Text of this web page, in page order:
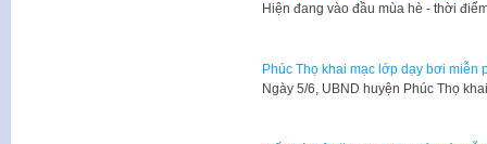
Hiện đang vào đầu mùa hè - thời
Phúc Thọ khai mạc lớp dạy bơi miễn
Ngày 5/6, UBND huyện Phúc Thọ